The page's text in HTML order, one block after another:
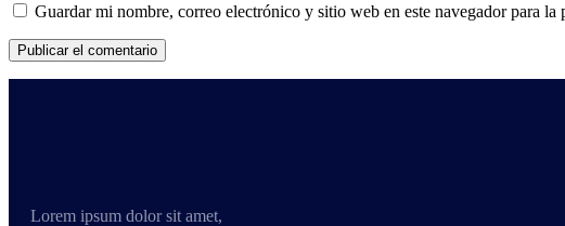
Guardar mi nombre, correo electrónico y sitio web en este navegador para
Lorem ipsum dolor sit amet,